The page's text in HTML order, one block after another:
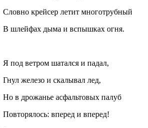
Словно крейсер летит многотрубный
В шлейфах дыма и вспышках огня.
Я под ветром шатался и падал,
Гнул железо и скалывал лед,
Но в дрожанье асфальтовых палуб
Повторялось: вперед и вперед!